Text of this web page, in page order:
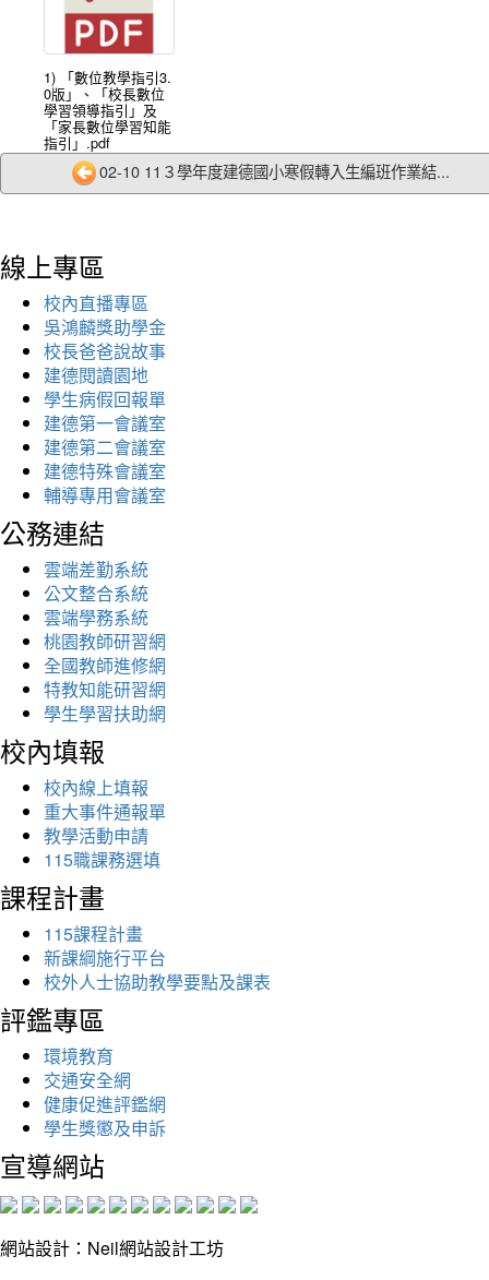
1) 「數位教學指引3.
0版」、「校長數位
學習領導指引」及
「家長數位學習知能
指引」.pdf
02-10 11３學年度建德國小寒假轉入生編班作業結...
線上專區
校內直播專區
吳鴻麟獎助學金
校長爸爸說故事
建德閱讀園地
學生病假回報單
建德第一會議室
建德第二會議室
建德特殊會議室
輔導專用會議室
公務連結
雲端差勤系統
公文整合系統
雲端學務系統
桃園教師研習網
全國教師進修網
特教知能研習網
學生學習扶助網
校內填報
校內線上填報
重大事件通報單
教學活動申請
115職課務選填
課程計畫
115課程計畫
新課綱施行平台
校外人士協助教學要點及課表
評鑑專區
環境教育
交通安全網
健康促進評鑑網
學生獎懲及申訴
宣導網站
網站設計：Neil網站設計工坊